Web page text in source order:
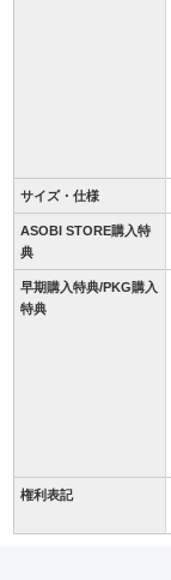
サイズ・仕様
ASOBI STORE購入特
典
早期購入特典/PKG購入
特典
権利表記